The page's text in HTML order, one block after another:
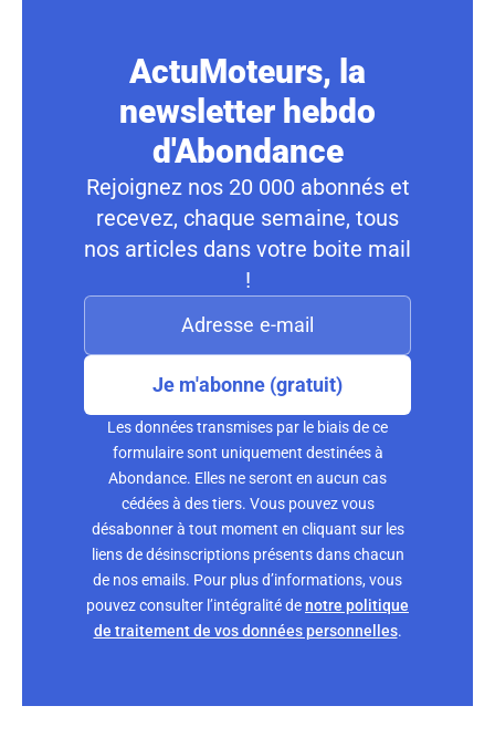
ActuMoteurs, la
newsletter hebdo
d'Abondance
Rejoignez nos 20 000 abonnés et
recevez, chaque semaine, tous
nos articles dans votre boite mail
!
Je m'abonne (gratuit)
Les données transmises par le biais de ce
formulaire sont uniquement destinées à
Abondance. Elles ne seront en aucun cas
cédées à des tiers. Vous pouvez vous
désabonner à tout moment en cliquant sur les
liens de désinscriptions présents dans chacun
de nos emails. Pour plus d’informations, vous
pouvez consulter l’intégralité denotre politique
de traitement de vos données personnelles.